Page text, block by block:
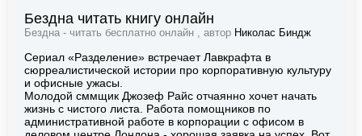
Бездна читать книгу онлайн
Бездна - читать бесплатно онлайн , автор Николас Биндж
Сериал «Разделение» встречает Лавкрафта в
сюрреалистической истории про корпоративную культуру
и офисные ужасы.
Молодой сммщик Джозеф Райс отчаянно хочет начать
жизнь с чистого листа. Работа помощников по
административной работе в корпорации с офисом в